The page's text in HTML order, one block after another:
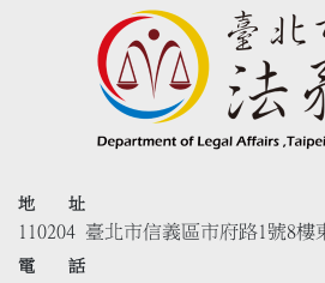
地 址
110204 臺北市信義區市府路1號8樓
電 話